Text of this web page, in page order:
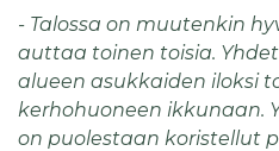
- Talossa on muutenkin
auttaa toinen toisia.
alueen asukkaiden iloksi
kerhohuoneen ikkunaan.
on puolestaan koristellut